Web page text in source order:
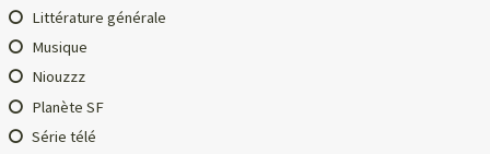
Littérature générale
Musique
Niouzzz
Planète SF
Série télé